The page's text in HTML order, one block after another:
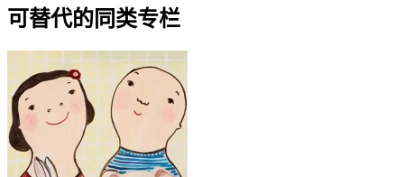
可替代的同类专栏